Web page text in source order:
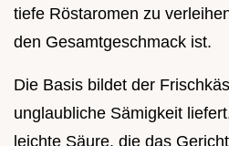
tiefe Röstaromen zu
den Gesamtgeschmack ist.
Die Basis bildet der
unglaubliche Sämigkeit
leichte Säure, die das